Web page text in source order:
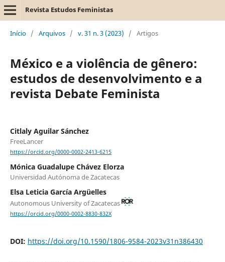
Revista Estudos Feministas
Início / Arquivos / v. 31 n. 3 (2023) / Artigos
México e a violência de gênero:
estudos de desenvolvimento e a
revista Debate Feminista
Citlaly Aguilar Sánchez
FreeLancer
https://orcid.org/0000-0002-2413-6215
Mónica Guadalupe Chávez Elorza
Universidad Autónoma de Zacatecas
Elsa Leticia García Argüelles
Autonomous University of Zacatecas
https://orcid.org/0000-0002-8830-832X
DOI: https://doi.org/10.1590/1806-9584-2023v31n386430